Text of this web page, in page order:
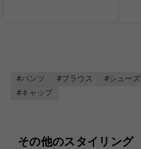
#パンツ #ブラウス #シューズ
#キャップ
その他のスタイリング